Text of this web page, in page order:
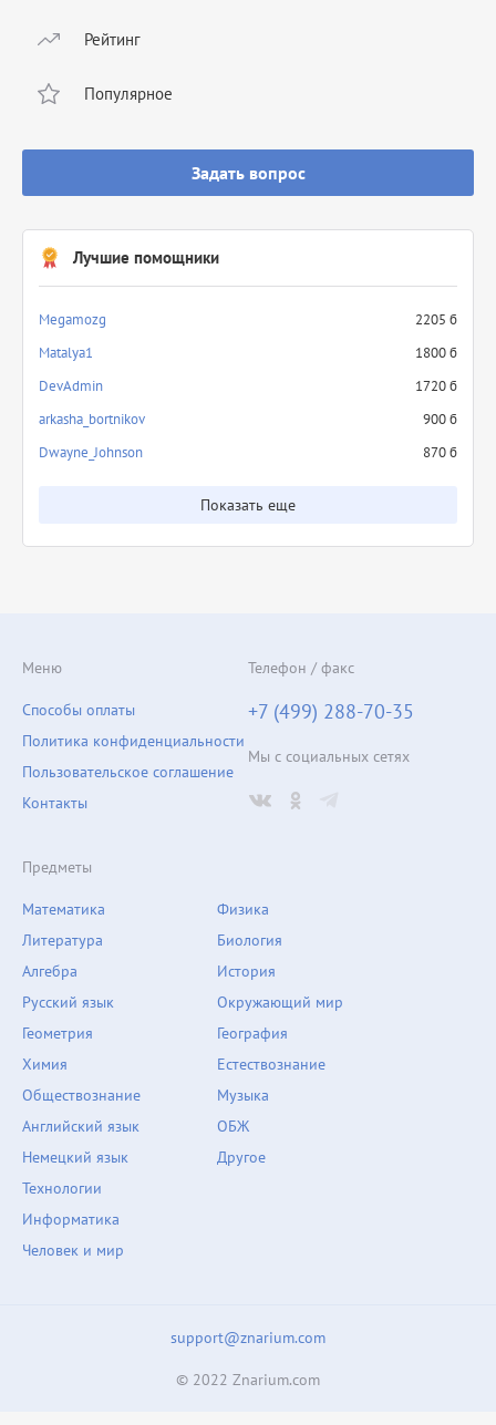
Рейтинг
Популярное
Задать вопрос
Лучшие помощники
Megamozg
2205 б
Matalya1
1800 б
DevAdmin
1720 б
arkasha_bortnikov
900 б
Dwayne_Johnson
870 б
Показать еще
Предметы
Математика
Литература
Алгебра
Русский язык
Геометрия
Химия
Физика
Биология
История
Окружающий мир
География
Естествознание
Обществознание
Английский язык
Немецкий язык
Технологии
Информатика
Человек и мир
Музыка
ОБЖ
Другое
Меню
Способы оплаты
Политика конфиденциальности
Пользовательское соглашение
Контакты
Телефон / факс
+7 (499) 288-70-35
Мы с социальных сетях
© 2022 Znarium.com
support@znarium.com